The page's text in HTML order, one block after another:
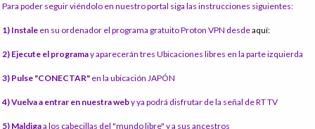
Para poder seguir viéndolo en nuestro portal siga las instrucciones siguientes:
1) Instale en su ordenador el programa gratuito Proton VPN desdeaquí:
2) Ejecute el programay aparecerán tres Ubicaciones libres en la parte izquierda
3) Pulse "CONECTAR" en la ubicación JAPÓN
4) Vuelva a entrar en nuestra weby ya podrá disfrutar de la señal de RT TV
5) Maldigaa los cabecillas del "mundo libre" y a sus ancestros